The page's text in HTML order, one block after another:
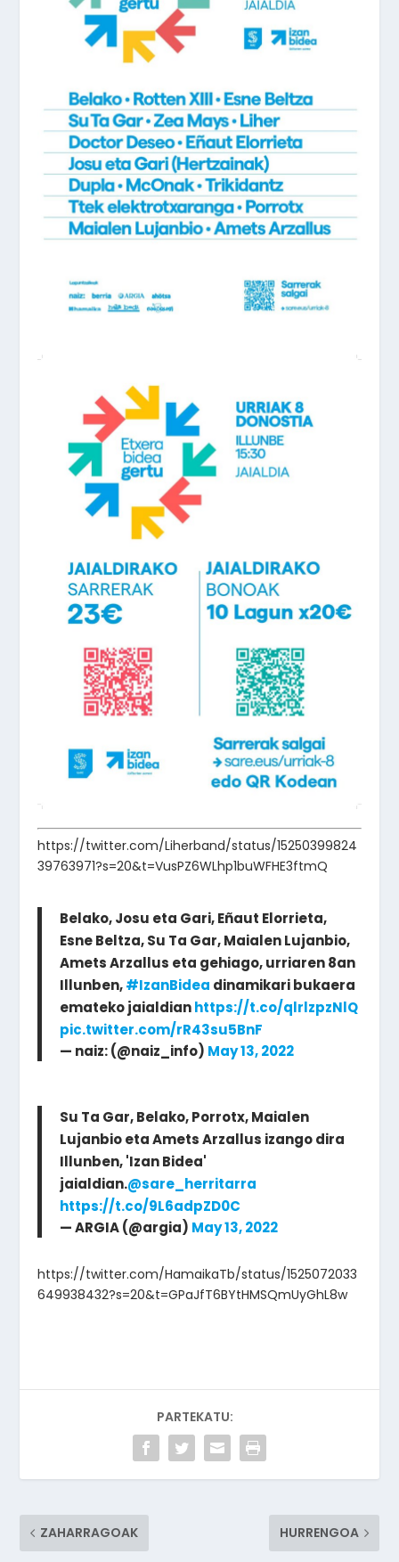
https://twitter.com/Liherband/status/15250399824
39763971?s=20&t=VusPZ6WLhp1buWFHE3ftmQ
Belako, Josu eta Gari, Eñaut Elorrieta,
Esne Beltza, Su Ta Gar, Maialen Lujanbio,
Amets Arzallus eta gehiago, urriaren 8an
Illunben,#IzanBidea dinamikari bukaera
emateko jaialdianhttps://t.co/qlrlzpzNlQ
pic.twitter.com/rR43su5BnF
— naiz: (@naiz_info) May 13, 2022
Su Ta Gar, Belako, Porrotx, Maialen
Lujanbio eta Amets Arzallus izango dira
Illunben, 'Izan Bidea'
jaialdian.@sare_herritarra
https://t.co/9L6adpZD0C
— ARGIA (@argia) May 13, 2022
https://twitter.com/HamaikaTb/status/1525072033
649938432?s=20&t=GPaJfT6BYtHMSQmUyGhL8w
PARTEKATU:
ZAHARRAGOAK HURRENGOA